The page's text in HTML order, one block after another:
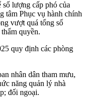
lượng cấp phó của
tâm Phục vụ hành chính
vượt quá tổng số
quyền.
quy định các phòng
nhân dân tham mưu,
năng quản lý nhà
đối ngoại.